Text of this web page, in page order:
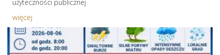
użyteczności publicznej
więcej